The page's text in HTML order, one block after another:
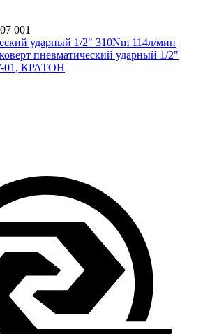
001
ударный 1/2" 310Nm 114л/мин
пневматический ударный 1/2"
01, КРАТОН